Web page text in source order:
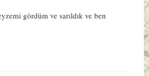
gördüm ve sarıldık ve ben